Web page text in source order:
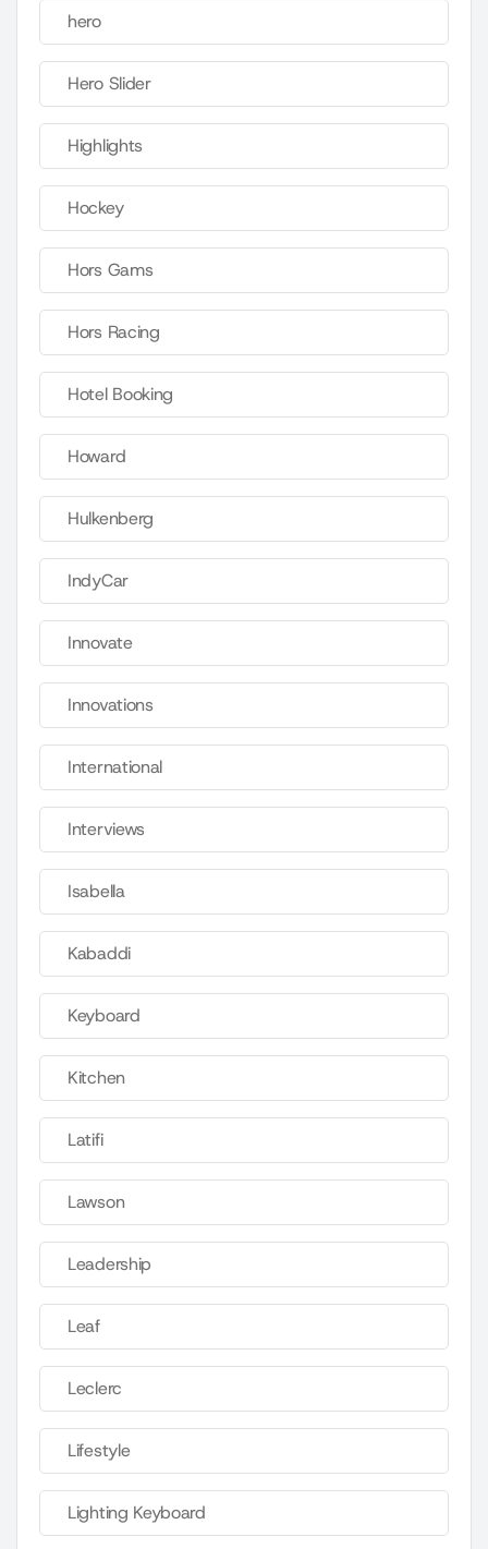
hero
Hero Slider
Highlights
Hockey
Hors Gams
Hors Racing
Hotel Booking
Howard
Hulkenberg
IndyCar
Innovate
Innovations
International
Interviews
Isabella
Kabaddi
Keyboard
Kitchen
Latifi
Lawson
Leadership
Leaf
Leclerc
Lifestyle
Lighting Keyboard